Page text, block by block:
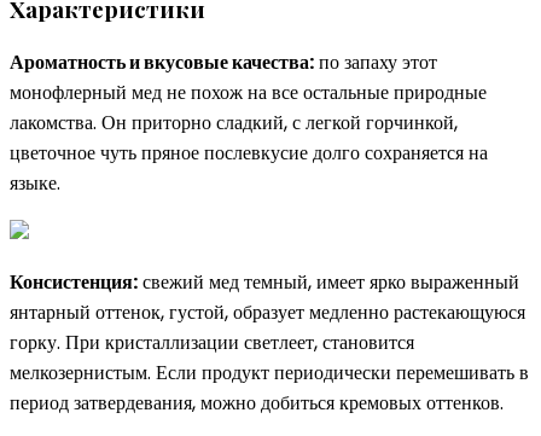
Характеристики
Ароматность и вкусовые качества:по запаху этот
монофлерный мед не похож на все остальные природные
лакомства. Он приторно сладкий, с легкой горчинкой,
цветочное чуть пряное послевкусие долго сохраняется на
языке.
Консистенция:свежий мед темный, имеет ярко выраженный
янтарный оттенок, густой, образует медленно растекающуюся
горку. При кристаллизации светлеет, становится
мелкозернистым. Если продукт периодически перемешивать в
период затвердевания, можно добиться кремовых оттенков.